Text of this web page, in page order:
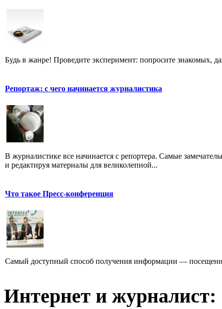
Будь в жанре! Проведите эксперимент: попросите знакомых,
Репортаж: с чего начинается журналистика
В журналистике все начинается с репортера. Самые
и редактируя материалы для великолепной...
Что такое Пресс-конференция
Самый доступный способ получения информации —
Интернет и журналист: